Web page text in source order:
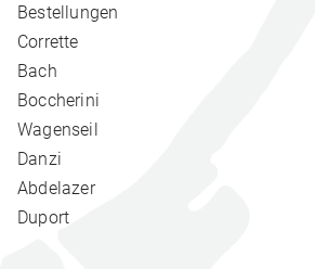
Bestellungen
Corrette
Bach
Boccherini
Wagenseil
Danzi
Abdelazer
Duport